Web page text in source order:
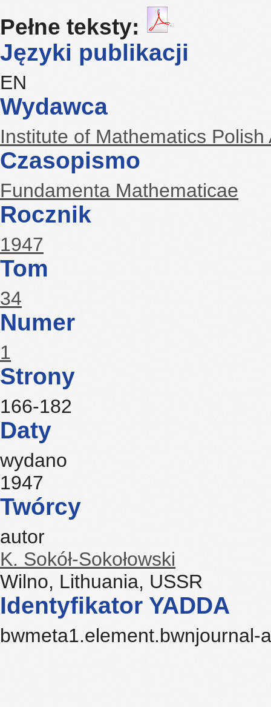
Pełne teksty:
Języki publikacji
EN
Wydawca
Institute of Mathematics
Czasopismo
Fundamenta Mathematicae
Rocznik
1947
Tom
34
Numer
1
Strony
166-182
Daty
wydano
1947
Twórcy
autor
K. Sokół-Sokołowski
Wilno, Lithuania, USSR
Identyfikator YADDA
bwmeta1.element.bwnjournal-